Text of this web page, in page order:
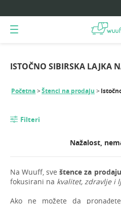
ISTOČNO SIBIRSKA LAJKA
Početna Štenci na prodaju
Filteri
Nažalost,
Na Wuuff, sveštence za prodaju
fokusirani na kvalitet, zdravlje i
Ako ne možete da